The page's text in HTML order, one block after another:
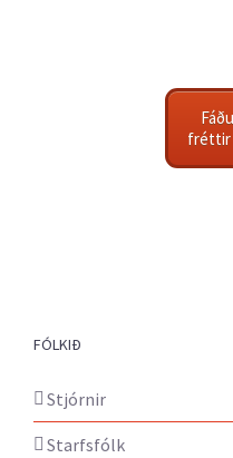
fréttir
FÓLKIÐ
Stjórnir
Starfsfólk